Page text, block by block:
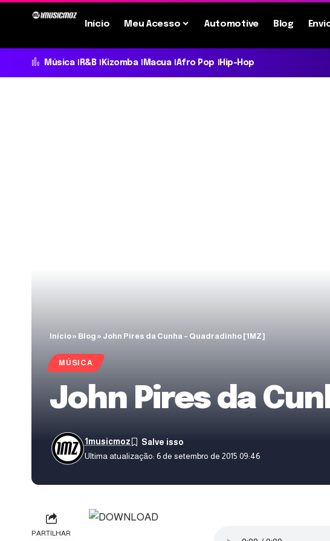
Início Meu Acesso Automotive Blog
Música R&B Kizomba Macua Afro Pop Hip-Hop
Início» Blog » John Pires da Cunha – Quadradinho [1MZ]
MÚSICA
John Pires da
Ultima atualização: 6 de setembro de 2015 09:46
1musicmoz
PARTILHAR